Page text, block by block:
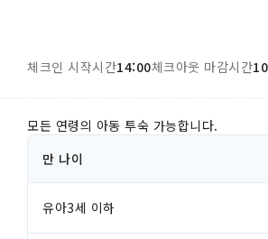
체크인 시작시간14:00체크아웃 마감시간
모든 연령의 아동 투숙 가능합니다.
만 나이
유아3세 이하